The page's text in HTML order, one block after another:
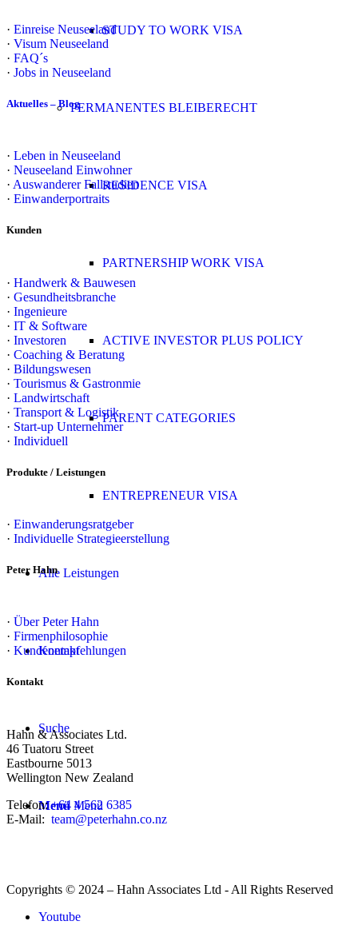
STUDY TO WORK VISA
PERMANENTES BLEIBERECHT
RESIDENCE VISA
PARTNERSHIP WORK VISA
ACTIVE INVESTOR PLUS POLICY
PARENT CATEGORIES
ENTREPRENEUR VISA
Alle Leistungen
Kontakt
Suche
Menü Menü
· Einreise Neuseeland
· Visum Neuseeland
· FAQ´s
· Jobs in Neuseeland
Aktuelles – Blog
· Leben in Neuseeland
· Neuseeland Einwohner
· Auswanderer Fallstudien
· Einwanderportraits
Kunden
· Handwerk & Bauwesen
· Gesundheitsbranche
· Ingenieure
· IT & Software
· Investoren
· Coaching & Beratung
· Bildungswesen
· Tourismus & Gastronmie
· Landwirtschaft
· Transport & Logistik
· Start-up Unternehmer
· Individuell
Produkte / Leistungen
· Einwanderungsratgeber
· Individuelle Strategieerstellung
Peter Hahn
· Über Peter Hahn
· Firmenphilosophie
· Kundenempfehlungen
Kontakt
Hahn & Associates Ltd.
46 Tuatoru Street
Eastbourne 5013
Wellington New Zealand
Telefon:+64 4 562 6385
E-Mail: team@peterhahn.co.nz
Copyrights © 2024 – Hahn Associates Ltd - All Rights Reserved
Youtube